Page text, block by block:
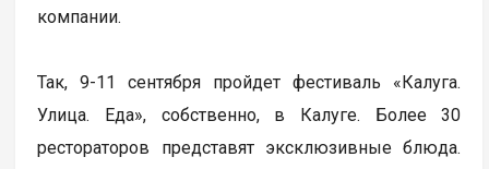
компании.
Так, 9-11 сентября пройдет фестиваль «Калуга.
Улица. Еда», собственно, в Калуге. Более 30
рестораторов представят эксклюзивные блюда.